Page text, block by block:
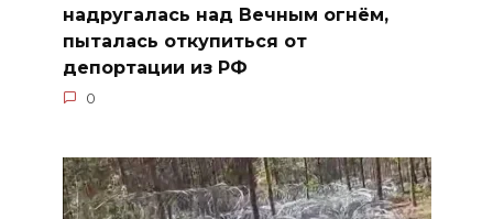
надругалась над Вечным огнём,
пыталась откупиться от
депортации из РФ
0